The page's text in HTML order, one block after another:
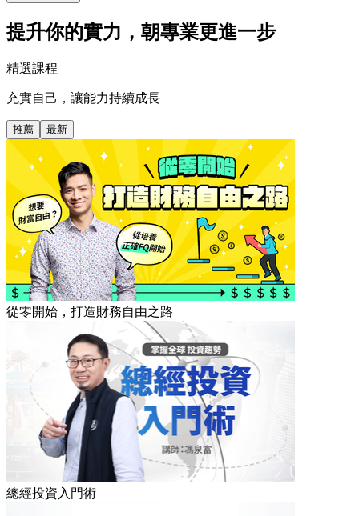
提升你的實力，朝專業更進一步
精選課程
充實自己，讓能力持續成長
推薦 最新
從零開始，打造財務自由之路
總經投資入門術